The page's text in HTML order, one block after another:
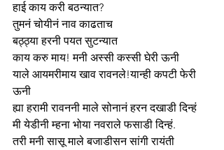
हाई काय करी बठन्यात?
तुमनं चोयीनं नाव काढताच
बठ्ठ्या हरनी पयत सुटन्यात
काय करु माय! मनी अस्सी कस्सी घेरी ऊनी
याले आयमरीमाय खाव रावनले!यान्ही कपटी फेरी
ऊनी
ह्या हरामी रावननी माले सोनानं हरन दखाडी दिन्हं
मी येडीनी म्हना भोया नवराले फसाडी दिन्हं.
तरी मनी सासू माले बजाडीसन सांगी रायंती